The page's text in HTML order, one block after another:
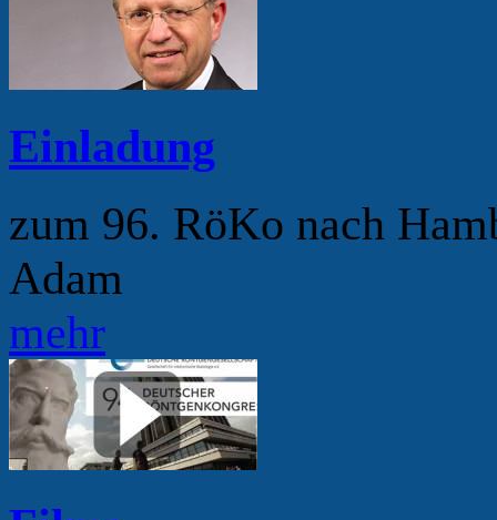
Einladung
zum 96. RöKo nach
Adam
mehr